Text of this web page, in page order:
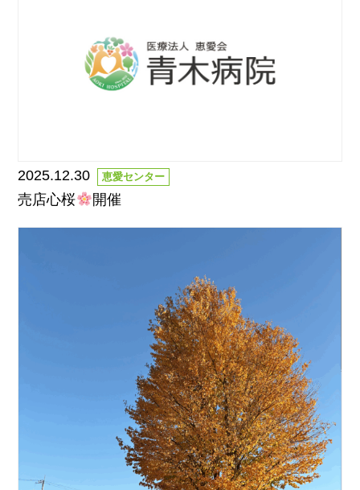
2025.12.30 恵愛センター
売店心桜 開催